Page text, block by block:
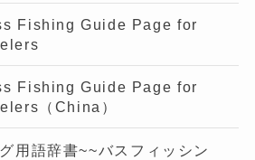
Fishing Guide Page for
Fishing Guide Page for
（China）
用語辞書~~バスフィッシン